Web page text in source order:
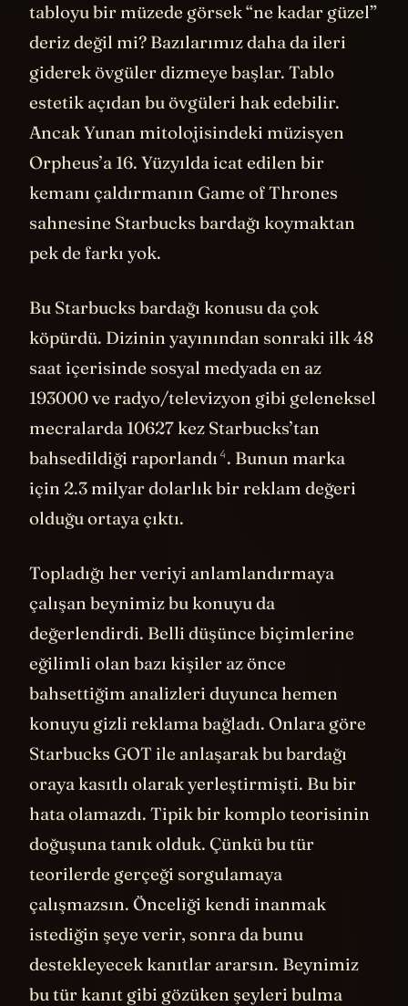
tabloyu bir müzede görsek “ne kadar güzel”
deriz değil mi? Bazılarımız daha da ileri
giderek övgüler dizmeye başlar. Tablo
estetik açıdan bu övgüleri hak edebilir.
Ancak Yunan mitolojisindeki müzisyen
Orpheus’a 16. Yüzyılda icat edilen bir
kemanı çaldırmanın Game of Thrones
sahnesine Starbucks bardağı koymaktan
pek de farkı yok.
Bu Starbucks bardağı konusu da çok
köpürdü. Dizinin yayınından sonraki ilk 48
saat içerisinde sosyal medyada en az
193000 ve radyo/televizyon gibi geleneksel
mecralarda 10627 kez Starbucks’tan
bahsedildiği raporlandı 4. Bunun marka
için 2.3 milyar dolarlık bir reklam değeri
olduğu ortaya çıktı.
Topladığı her veriyi anlamlandırmaya
çalışan beynimiz bu konuyu da
değerlendirdi. Belli düşünce biçimlerine
eğilimli olan bazı kişiler az önce
bahsettiğim analizleri duyunca hemen
konuyu gizli reklama bağladı. Onlara göre
Starbucks GOT ile anlaşarak bu bardağı
oraya kasıtlı olarak yerleştirmişti. Bu bir
hata olamazdı. Tipik bir komplo teorisinin
doğuşuna tanık olduk. Çünkü bu tür
teorilerde gerçeği sorgulamaya
çalışmazsın. Önceliği kendi inanmak
istediğin şeye verir, sonra da bunu
destekleyecek kanıtlar ararsın. Beynimiz
bu tür kanıt gibi gözüken şeyleri bulma